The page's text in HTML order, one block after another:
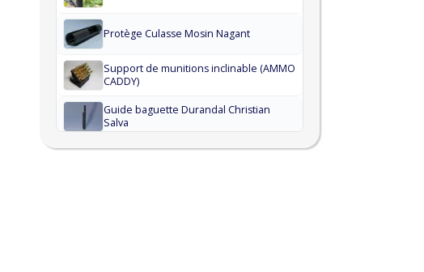
Protège Culasse Mosin Nagant
Support de munitions inclinable (AMMO
CADDY)
Guide baguette Durandal Christian
Salva